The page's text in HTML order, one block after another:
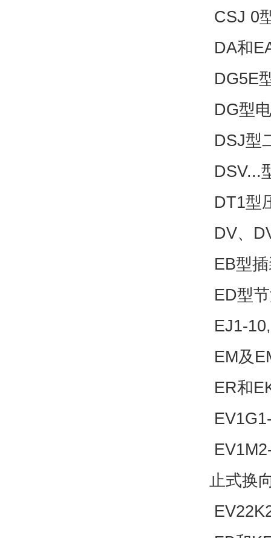
CSJ 0
DA和
DG5E
DG型
DSJ型
DSV...
DT1型
DV、
EB型
ED型
EJ1-
EM及
ER和
止式换